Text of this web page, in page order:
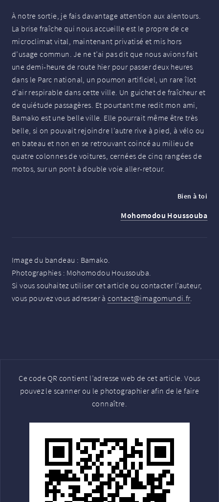
À notre sortie, je fais davantage attention aux alentours.
La brise fraîche qui nous accueille est le propre de ce
microclimat vital, maintenant privatisé et mis hors
d’usage commun. Je ne t’ai pas dit que nous avions fait
une demi-heure de route hier pour passer deux heures
dans le Parc national, un poumon artificiel, un rare îlot
d’air respirable dans cette ville. Un guichet de fraîcheur et
de quiétude passagères. Et pourtant me redit mon ami,
Bamako est une belle ville. Elle pourrait même être très
belle, si on pouvait rejoindre l’autre rive à pied, à vélo ou
en bateau et non en se retrouvant coincé au milieu de
quatre colonnes de voitures, cernées de cinq rangées de
motos, sur un pont à double voie aller-retour.
Bien à toi
Mohomodou Houssouba
Image du bandeau : Bamako.
Photographies : Mohomodou Houssouba.
Si vous souhaitez utiliser cet article ou contacter l’auteur,
vous pouvez vous adresser àcontact@imagomundi.fr.
Ce code QR contient l’adresse web de cet article. Vous
pouvez le scanner ou le photographier afin de le faire
connaître.